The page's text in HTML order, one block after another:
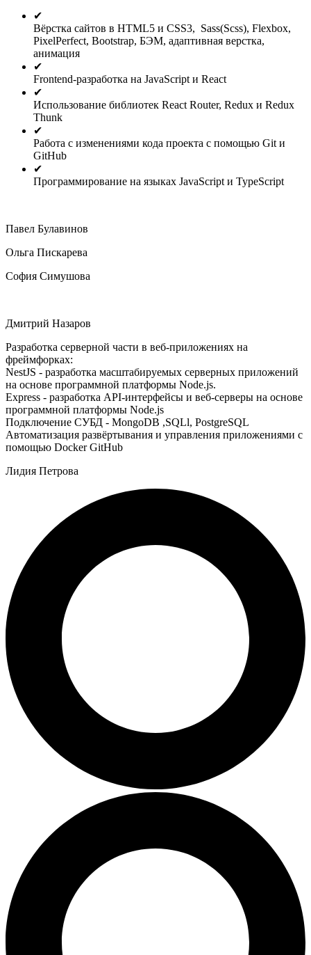
✔
Вёрстка сайтов в HTML5 и CSS3, Sass(Scss), Flexbox,
PixelPerfect, Bootstrap, БЭМ, адаптивная верстка,
анимация
✔
Frontend-разработка на JavaScript и React
✔
Использование библиотек React Router, Redux и Redux
Thunk
✔
Работа с изменениями кода проекта с помощью Git и
GitHub
✔
Программирование на языках JavaScript и TypeScript
Павел Булавинов
Ольга Пискарева
София Симушова
Дмитрий Назаров
Разработка серверной части в веб-приложениях на
фреймфорках:
NestJS - разработка масштабируемых серверных приложений
на основе программной платформы Node.js.
Express - разработка API-интерфейсы и веб-серверы на основе
программной платформы Node.js
Подключение СУБД - MongoDB ,SQLl, PostgreSQL
Автоматизация развёртывания и управления приложениями с
помощью Docker GitHub
Лидия Петрова